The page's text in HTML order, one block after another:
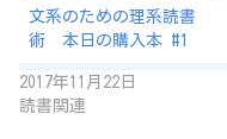
文系のための理系読書
術 本日の購入本 #1
2017年11月22日
読書関連